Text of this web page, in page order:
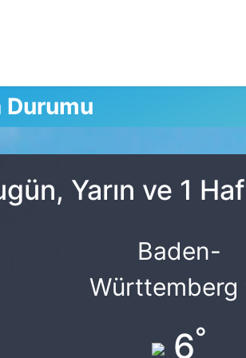
Yarın ve 1
Baden-
Württemberg
6°